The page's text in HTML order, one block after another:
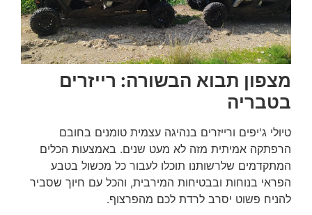
מצפון תבוא הבשורה: רייזרים
בטבריה
טיולי ג'יפים ורייזרים בנהיגה עצמית טומנים בחובם
הרפתקה אמיתית מזה לא מעט שנים. באמצעות הכלים
המתקדמים שלרשותנו תוכלו לעבור כל מכשול בטבע
הפראי בנוחות ובבטיחות המירבית, והכל עם חיוך שסביר
להניח פשוט יסרב לרדת לכם מהפרצוף.